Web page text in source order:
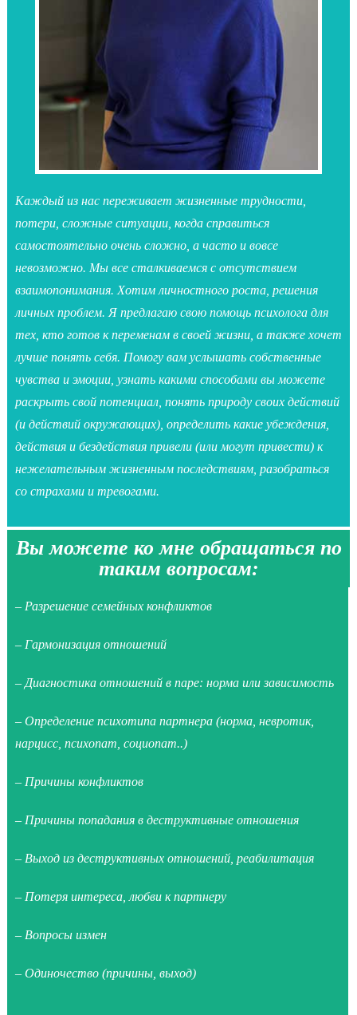
Каждый из нас переживает жизненные трудности,
потери, сложные ситуации, когда справиться
самостоятельно очень сложно, а часто и вовсе
невозможно. Мы все сталкиваемся с отсутствием
взаимопонимания. Хотим личностного роста, решения
личных проблем. Я предлагаю свою помощь психолога для
тех, кто готов к переменам в своей жизни, а также хочет
лучше понять себя. Помогу вам услышать собственные
чувства и эмоции, узнать какими способами вы можете
раскрыть свой потенциал, понять природу своих действий
(и действий окружающих), определить какие убеждения,
действия и бездействия привели (или могут привести) к
нежелательным жизненным последствиям, разобраться
со страхами и тревогами.
Вы можете ко мне обращаться по
таким вопросам:
– Разрешение семейных конфликтов
– Гармонизация отношений
– Диагностика отношений в паре: норма или зависимость
– Определение психотипа партнера (норма, невротик,
нарцисс, психопат, социопат..)
– Причины конфликтов
– Причины попадания в деструктивные отношения
– Выход из деструктивных отношений, реабилитация
– Потеря интереса, любви к партнеру
– Вопросы измен
– Одиночество (причины, выход)